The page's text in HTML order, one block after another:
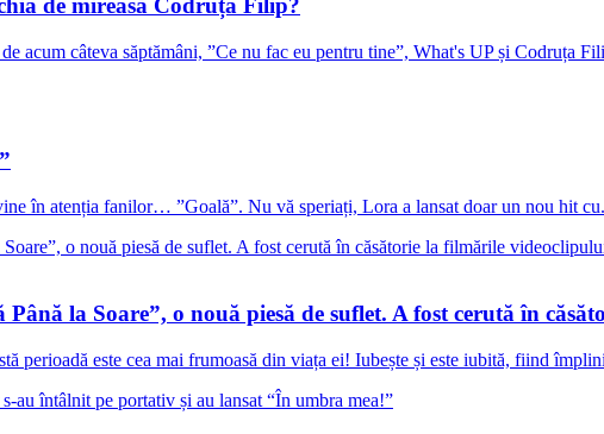
de mireasă Codruța Filip?
acum câteva săptămâni, ”Ce nu fac eu pentru tine”, What's UP și Codruța
în atenția fanilor… ”Goală”. Nu vă speriați, Lora a lansat doar un nou hit
la Soare”, o nouă piesă de suflet. A fost cerută în
perioadă este cea mai frumoasă din viața ei! Iubește și este iubită, fiind